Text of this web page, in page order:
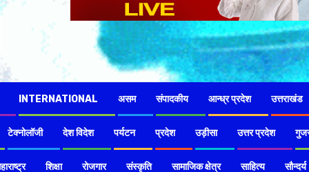
INTERNATIONAL असम संपादकीय आन्ध्र प्रदेश उत्तराखंड
टेक्नोलॉजी देश विदेश पर्यटन प्रदेश उड़ीसा उत्तर प्रदेश
शिक्षा रोजगार संस्कृति सामाजिक क्षेत्र साहित्य सौन्दर्य